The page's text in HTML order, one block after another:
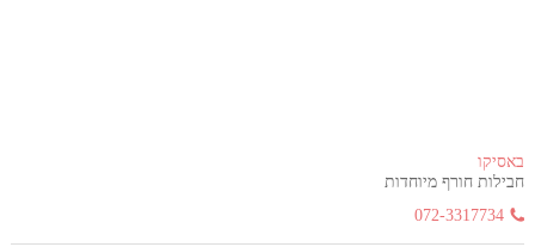
באסיקו
חבילות חורף מיוחדות
072-3317734